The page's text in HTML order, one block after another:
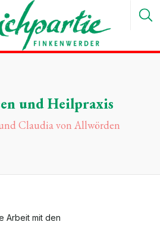
und Heilpraxis
Claudia von Allwörden
Arbeit mit den